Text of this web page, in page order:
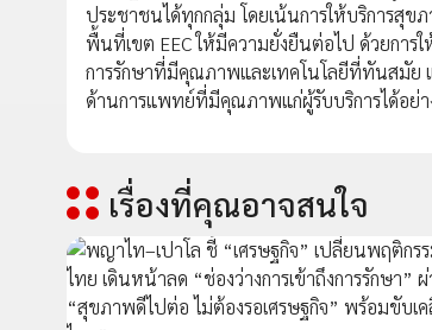
ประชาชนได้ทุกกลุ่ม โดยเน้นการให้บริการสุ
พื้นที่เขต EEC ให้มีความยั่งยืนต่อไป ด้วยการ
การรักษาที่มีคุณภาพและเทคโนโลยีที่ทันสมัย
ด้านการแพทย์ที่มีคุณภาพแก่ผู้รับบริการได้อย่
เรื่องที่คุณอาจสนใจ